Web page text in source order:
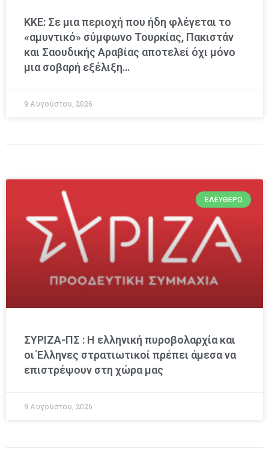
ΚΚΕ: Σε μια περιοχή που ήδη φλέγεται το
«αμυντικό» σύμφωνο Τουρκίας, Πακιστάν
και Σαουδικής Αραβίας αποτελεί όχι μόνο
μια σοβαρή εξέλιξη…
9 Αυγούστου, 2026
ΕΛΕΎΘΕΡΟ
ΣΥΡΙΖΑ-ΠΣ : Η ελληνική πυροβολαρχία και
οι Έλληνες στρατιωτικοί πρέπει άμεσα να
επιστρέψουν στη χώρα μας
9 Αυγούστου, 2026